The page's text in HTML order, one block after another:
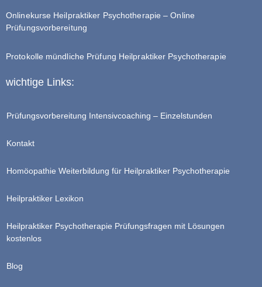
Onlinekurse Heilpraktiker Psychotherapie – Online
Prüfungsvorbereitung
Protokolle mündliche Prüfung Heilpraktiker Psychotherapie
wichtige Links:
Prüfungsvorbereitung Intensivcoaching – Einzelstunden
Kontakt
Homöopathie Weiterbildung für Heilpraktiker Psychotherapie
Heilpraktiker Lexikon
Heilpraktiker Psychotherapie Prüfungsfragen mit Lösungen
kostenlos
Blog